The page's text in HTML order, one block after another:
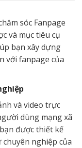
sóc Fanpage
và mục tiêu cụ
bạn xây dựng
với fanpage của
và video trực
dùng mạng xã
được thiết kế
nghiệp của